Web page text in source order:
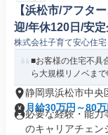
【浜松市/アフタ
迎/年休120日/安
ドエンジニア
株式会社子育て安心住宅
■お客様の住宅不具
ら大規模リノベま
静岡県浜松市中央
月給30万円～80万
必要な経験・能力
のキャリアチェン